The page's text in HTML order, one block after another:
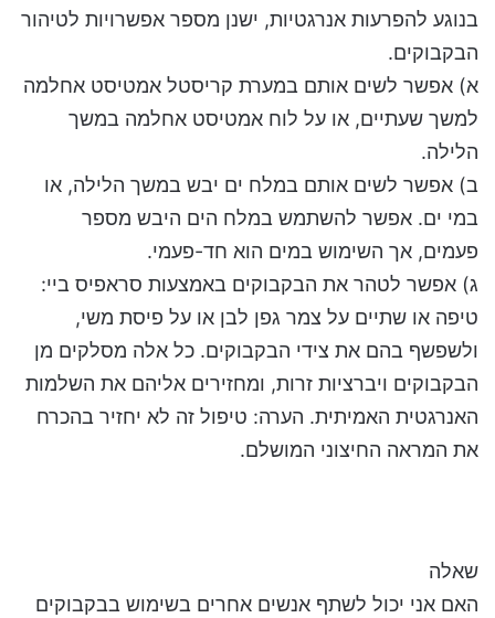
בנוגע להפרעות אנרגטיות, ישנן מספר אפשרויות לטיהור
הבקבוקים.
א) אפשר לשים אותם במערת קריסטל אמטיסט אחלמה
למשך שעתיים, או על לוח אמטיסט אחלמה במשך
הלילה.
ב) אפשר לשים אותם במלח ים יבש במשך הלילה, או
במי ים. אפשר להשתמש במלח הים היבש מספר
פעמים, אך השימוש במים הוא חד-פעמי.
ג) אפשר לטהר את הבקבוקים באמצעות סראפיס ביי:
טיפה או שתיים על צמר גפן לבן או על פיסת משי,
ולשפשף בהם את צידי הבקבוקים. כל אלה מסלקים מן
הבקבוקים ויברציות זרות, ומחזירים אליהם את השלמות
האנרגטית האמיתית. הערה: טיפול זה לא יחזיר בהכרח
את המראה החיצוני המושלם.
שאלה
האם אני יכול לשתף אנשים אחרים בשימוש בבקבוקים